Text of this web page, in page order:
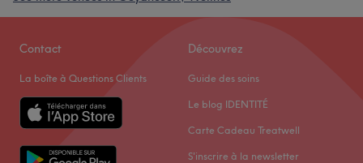
Contact
La boîte à Questions Clients
Découvrez
Guide des soins
Le blog IDENTITÉ
Carte Cadeau Treatwell
S'inscrire à la newsletter